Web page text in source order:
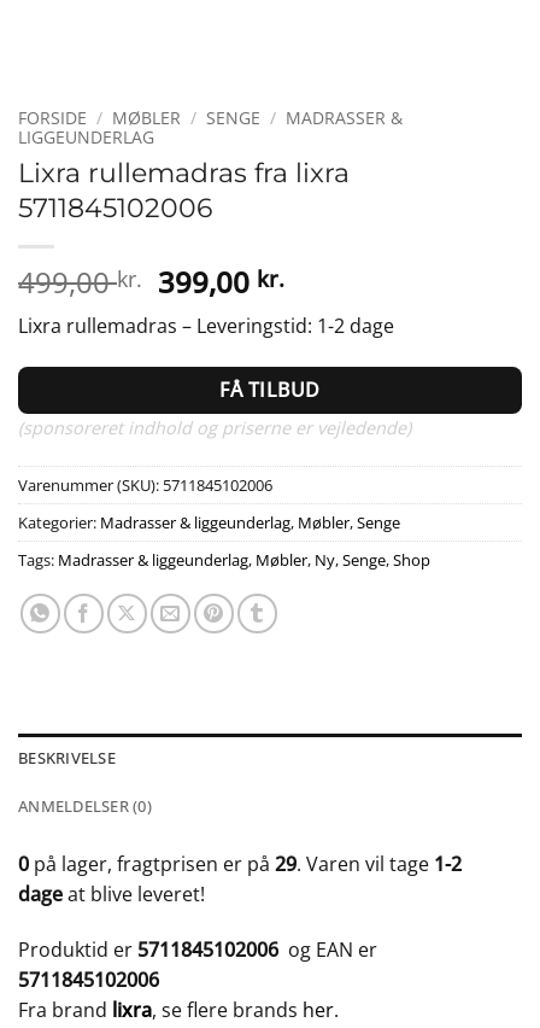
FORSIDE / MØBLER / SENGE / MADRASSER &
LIGGEUNDERLAG
Lixra rullemadras fra lixra
5711845102006
499,00kr. Den
oprindelige
pris
var:
499,00 kr..
399,00 kr.Den
aktuelle
pris
er:
399,00 kr..
Lixra rullemadras – Leveringstid: 1-2 dage
FÅ TILBUD
(sponsoreret indhold og priserne er vejledende)
Varenummer (SKU): 5711845102006
Kategorier: Madrasser & liggeunderlag, Møbler,Senge
Tags: Madrasser & liggeunderlag, Møbler, Ny,Senge,Shop
BESKRIVELSE
ANMELDELSER (0)
0 på lager, fragtprisen er på 29. Varen vil tage 1-2
dageat blive leveret!
Produktid er 5711845102006 og EAN er
5711845102006
Fra brand lixra, se flere brands her.